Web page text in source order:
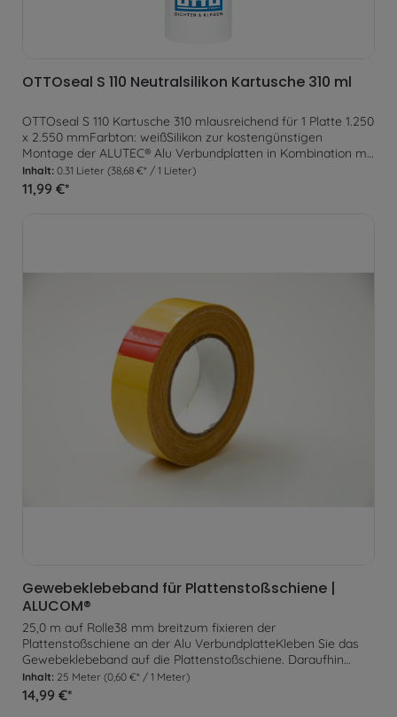
OTTOseal S 110 Neutralsilikon Kartusche 310 ml
OTTOseal S 110 Kartusche 310 mlausreichend für 1 Platte 1.250
x 2.550 mmFarbton: weißSilikon zur kostengünstigen
Montage der ALUTEC® Alu Verbundplatten in Kombination mit
unserem Montageklebeband.
Inhalt: 0.31 Lieter (38,68 €* / 1 Lieter)
11,99 €*
Gewebeklebeband für Plattenstoßschiene |
ALUCOM®
25,0 m auf Rolle38 mm breitzum fixieren der
Plattenstoßschiene an der Alu VerbundplatteKleben Sie das
Gewebeklebeband auf die Plattenstoßschiene. Daraufhin
können Sie die Plattenstoßschiene an der Alu Verbundplatte
befestigen. Jetzt kann die Platte inkl. Schiene an der Wand
fest verklebt werden.
Inhalt: 25 Meter (0,60 €* / 1 Meter)
14,99 €*